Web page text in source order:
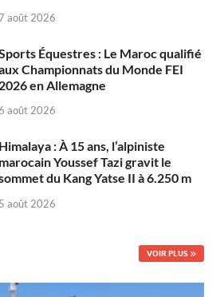
août 2026
Équestres : Le Maroc qualifié
Championnats du Monde FEI
2026 en Allemagne
août 2026
Himalaya : À 15 ans, l’alpiniste
marocain Youssef Tazi gravit le
du Kang Yatse II à 6.250 m
5 août 2026
VOIR PLUS